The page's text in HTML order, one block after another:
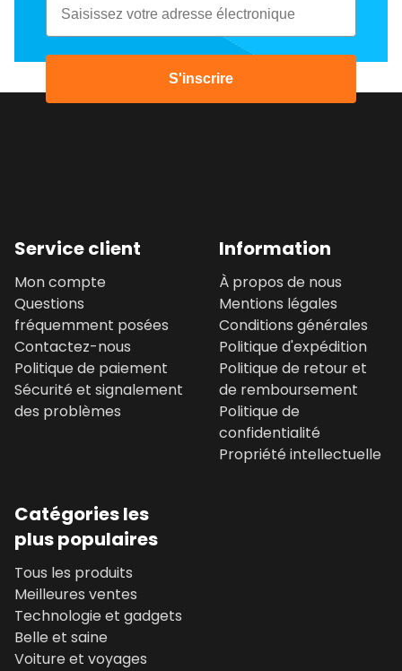
S'inscrire
Service client
Mon compte
Questions
fréquemment posées
Contactez-nous
Politique de paiement
Sécurité et signalement
des problèmes
Information
À propos de nous
Mentions légales
Conditions générales
Politique d'expédition
Politique de retour et
de remboursement
Politique de
confidentialité
Propriété intellectuelle
Catégories les
plus populaires
Tous les produits
Meilleures ventes
Technologie et gadgets
Belle et saine
Voiture et voyages